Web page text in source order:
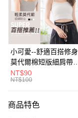
Apple Pay
街口支付
悠遊付
Google Pay
全盈+PAY
大哥付你分期
小可愛--舒適百搭修身
莫代爾棉短版細肩帶素
色背心(白.黑.灰L-2L)-
U582眼圈熊中大尺碼
NT$90
NT$100
商品特色